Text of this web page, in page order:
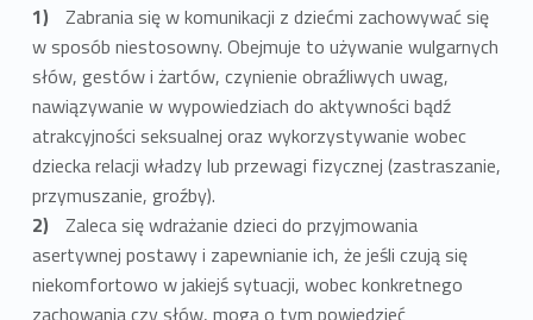
Zabrania się w komunikacji z dziećmi zachowywać się
w sposób niestosowny. Obejmuje to używanie wulgarnych
słów, gestów i żartów, czynienie obraźliwych uwag,
nawiązywanie w wypowiedziach do aktywności bądź
atrakcyjności seksualnej oraz wykorzystywanie wobec
dziecka relacji władzy lub przewagi fizycznej (zastraszanie,
przymuszanie, groźby).
Zaleca się wdrażanie dzieci do przyjmowania
asertywnej postawy i zapewnianie ich, że jeśli czują się
niekomfortowo w jakiejś sytuacji, wobec konkretnego
zachowania czy słów, mogą o tym powiedzieć